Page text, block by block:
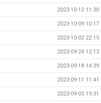
2023-10-12 11:30
2023-10-09 10:17
2023-10-02 22:15
2023-09-24 12:13
2023-09-18 14:39
2023-09-11 11:41
2023-09-03 19:31